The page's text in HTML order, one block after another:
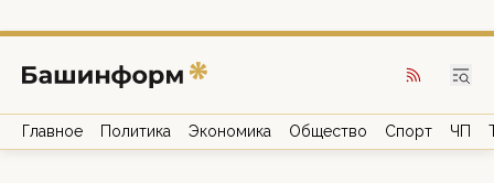
Главное Политика Экономика Общество Спорт ЧП